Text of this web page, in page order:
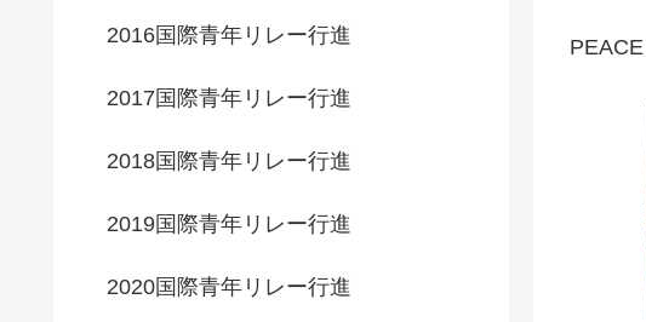
2016国際青年リレー行進
2017国際青年リレー行進
2018国際青年リレー行進
2019国際青年リレー行進
2020国際青年リレー行進